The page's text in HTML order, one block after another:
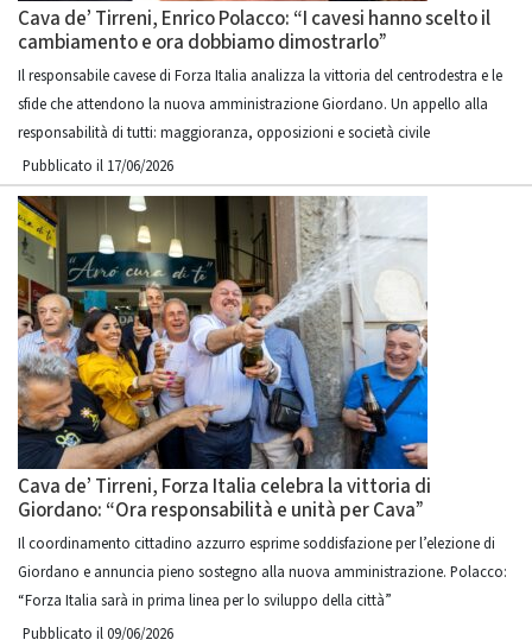
Cava de’ Tirreni, Enrico Polacco: “I cavesi hanno scelto il
cambiamento e ora dobbiamo dimostrarlo”
Il responsabile cavese di Forza Italia analizza la vittoria del centrodestra e le
sfide che attendono la nuova amministrazione Giordano. Un appello alla
responsabilità di tutti: maggioranza, opposizioni e società civile
Pubblicato il 17/06/2026
Cava de’ Tirreni, Forza Italia celebra la vittoria di
Giordano: “Ora responsabilità e unità per Cava”
Il coordinamento cittadino azzurro esprime soddisfazione per l’elezione di
Giordano e annuncia pieno sostegno alla nuova amministrazione. Polacco:
“Forza Italia sarà in prima linea per lo sviluppo della città”
Pubblicato il 09/06/2026